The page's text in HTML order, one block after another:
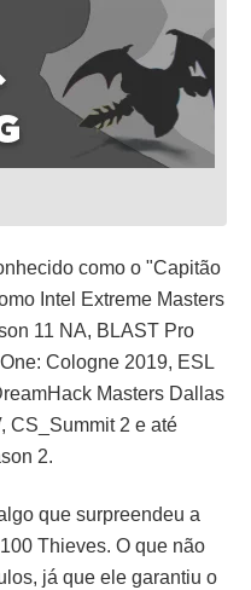
como o "Capitão
Intel Extreme Masters
11 NA, BLAST Pro
Cologne 2019, ESL
Masters Dallas
CS_Summit 2 e até
2.
que surpreendeu a
Thieves. O que não
já que ele garantiu o